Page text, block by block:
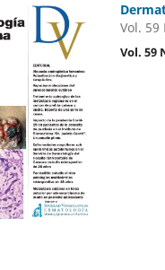
Vol. 59
Vol. 59